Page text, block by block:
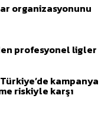
organizasyonunu
profesyonel ligler
kampanya
riskiyle karşı